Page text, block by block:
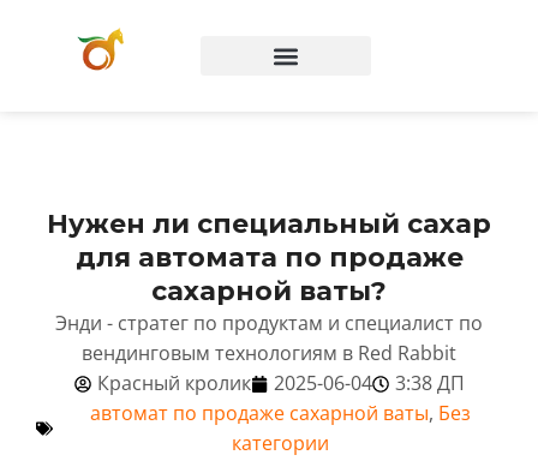
Нужен ли специальный сахар
для автомата по продаже
сахарной ваты?
Энди - стратег по продуктам и специалист по
вендинговым технологиям в Red Rabbit
Красный кролик
2025-06-04
3:38 ДП
автомат по продаже сахарной ваты, Без
категории